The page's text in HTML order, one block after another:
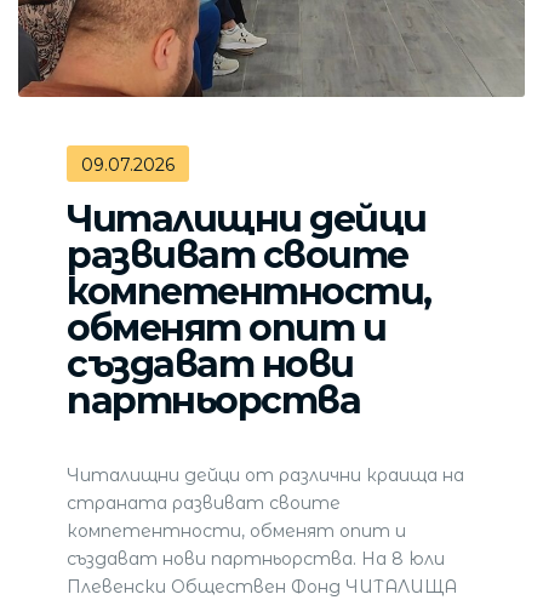
09.07.2026
Читалищни дейци
развиват своите
компетентности,
обменят опит и
създават нови
партньорства
Читалищни дейци от различни краища на
страната развиват своите
компетентности, обменят опит и
създават нови партньорства. На 8 юли
Плевенски Обществен Фонд ЧИТАЛИЩА